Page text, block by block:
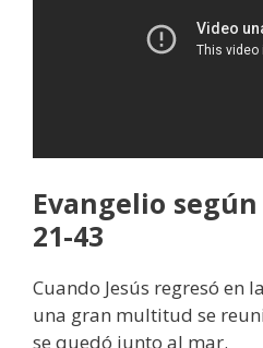
Evangelio
21-43
Cuando Jesús regresó en
una gran multitud se
se quedó junto al mar.